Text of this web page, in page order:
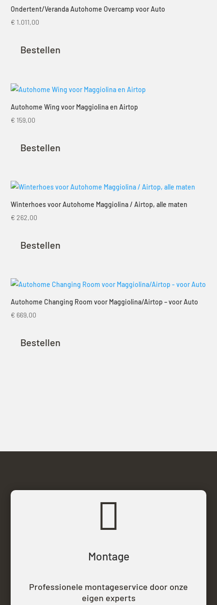
Ondertent/Veranda Autohome Overcamp voor Auto
€ 1.011,00
Bestellen
Autohome Wing voor Maggiolina en Airtop
€ 159,00
Bestellen
Winterhoes voor Autohome Maggiolina / Airtop, alle maten
€ 262,00
Bestellen
Autohome Changing Room voor Maggiolina/Airtop – voor Auto
€ 669,00
Bestellen

Montage
Professionele montageservice door onze
eigen experts